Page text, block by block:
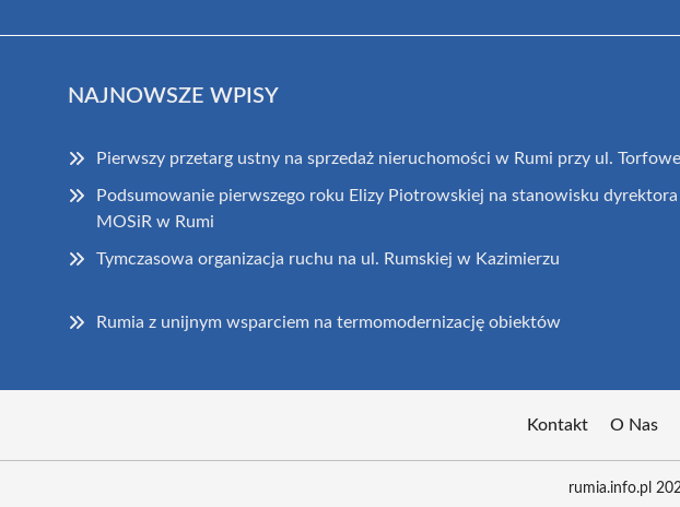
NAJNOWSZE WPISY
Pierwszy przetarg ustny na sprzedaż nieruchomości w Rumi przy ul.
Podsumowanie pierwszego roku Elizy Piotrowskiej na stanowisku dyrektora
MOSiR w Rumi
Tymczasowa organizacja ruchu na ul. Rumskiej w Kazimierzu
Rumia z unijnym wsparciem na termomodernizację obiektów
Kontakt O Nas
rumia.info.pl